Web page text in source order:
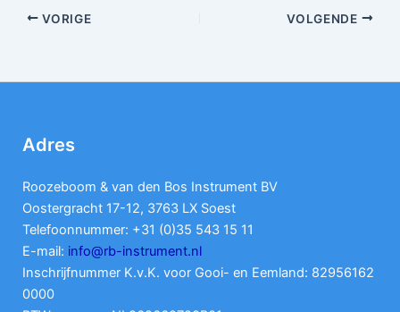
VORIGE VOLGENDE
Adres
Roozeboom & van den Bos Instrument BV
Oostergracht 17-12, 3763 LX Soest
Telefoonnummer: +31 (0)35 543 15 11
E-mail: info@rb-instrument.nl
Inschrijfnummer K.v.K. voor Gooi- en Eemland: 82956162
0000